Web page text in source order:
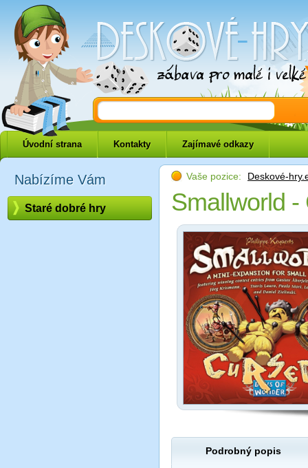
Deskové-hry.eu
Úvodní strana Kontakty Zajímavé odkazy
Nabízíme Vám
Staré dobré hry
Vaše pozice: Deskové-
Smallworld -
Podrobný popis